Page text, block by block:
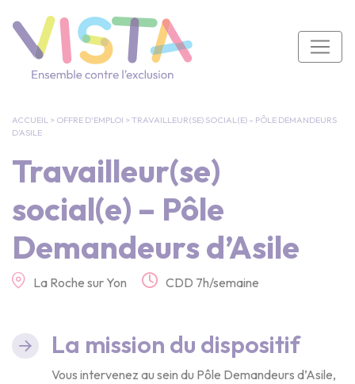
Navigation principale
ACCUEIL > OFFRE D'EMPLOI >TRAVAILLEUR(SE) SOCIAL(E) – PÔLE DEMANDEURS
D’ASILE
Travailleur(se)
social(e) – Pôle
Demandeurs d’Asile
La Roche sur Yon CDD 7h/semaine
La mission du dispositif
Vous intervenez au sein du Pôle Demandeurs d’Asile,